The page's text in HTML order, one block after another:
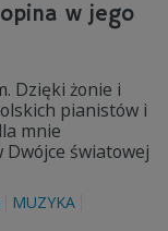
w jego
Dzięki żonie i
pianistów i
mnie
Dwójce światowej
MUZYKA